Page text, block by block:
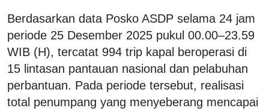
Berdasarkan data Posko ASDP selama 24 jam
periode 25 Desember 2025 pukul 00.00–23.59
WIB (H), tercatat 994 trip kapal beroperasi di
15 lintasan pantauan nasional dan pelabuhan
perbantuan. Pada periode tersebut, realisasi
total penumpang yang menyeberang mencapai